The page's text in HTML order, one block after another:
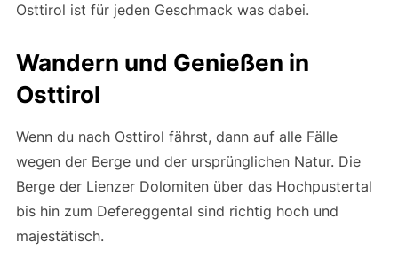
Osttirol ist für jeden Geschmack was dabei.
Wandern und Genießen in
Osttirol
Wenn du nach Osttirol fährst, dann auf alle Fälle
wegen der Berge und der ursprünglichen Natur. Die
Berge der Lienzer Dolomiten über das Hochpustertal
bis hin zum Defereggental sind richtig hoch und
majestätisch.